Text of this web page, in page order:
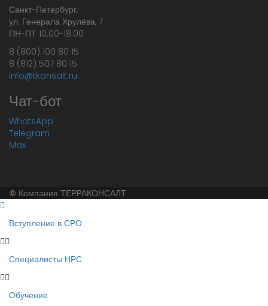
Санкт-Петербург,
ул. Генерала Хрулёва, 7
ПН-ПТ 10.00-18.00
8 (800) 100 80 15
8 (812) 507 80 15
info@tkonsalt.ru
Чат-бот
WhatsApp
Telegram
Max
© Компания ТЕРРАКОНСАЛТ
Вступление в СРО
Специалисты НРС
Обучение